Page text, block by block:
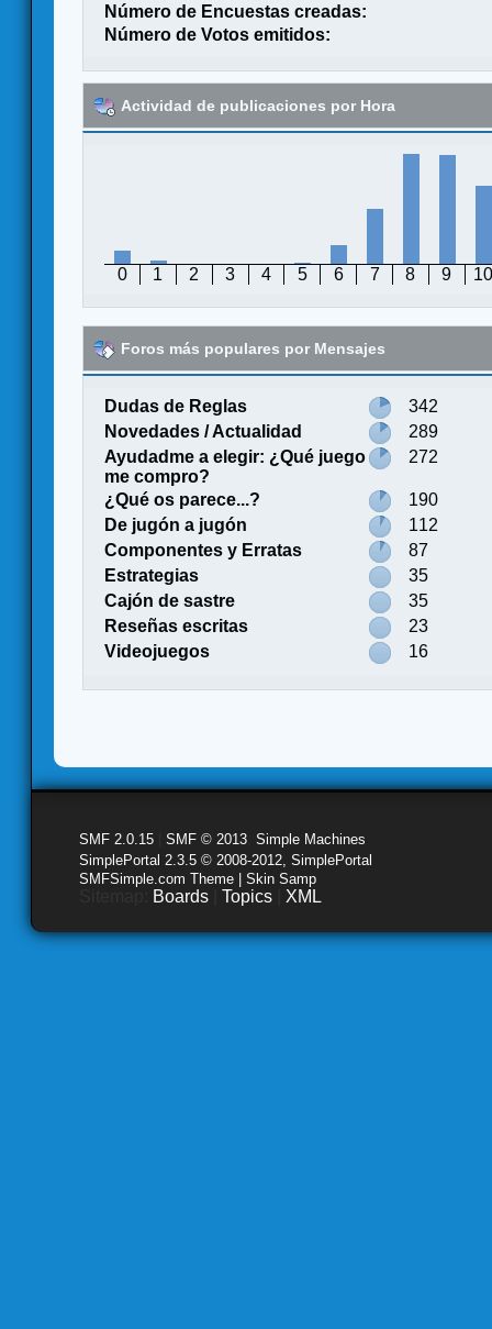
Número de Encuestas creadas:
Número de Votos emitidos:
Actividad de publicaciones por Hora
0 1 2 3 4 5 6 7 8 9 10
Foros más populares por Mensajes
Dudas de Reglas
342
Novedades / Actualidad
289
Ayudadme a elegir: ¿Qué juego
me compro?
272
¿Qué os parece...?
190
De jugón a jugón
112
Componentes y Erratas
87
Estrategias
35
Cajón de sastre
35
Reseñas escritas
23
Videojuegos
16
SMF 2.0.15 SMF © 2013 Simple Machines
SimplePortal 2.3.5 © 2008-2012, SimplePortal
SMFSimple.com Theme | Skin Samp
Boards Topics XML